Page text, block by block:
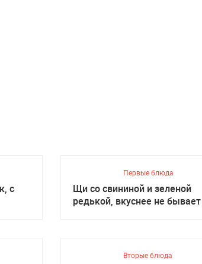
с
Первые блюда
Щи со свининой и зеленой
редькой, вкуснее не бывает
Вторые блюда